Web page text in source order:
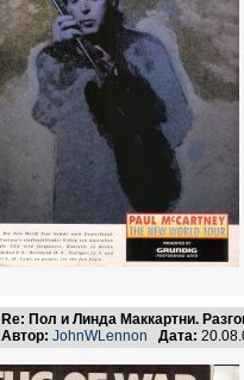
Re: Пол и Линда Маккартни.
Автор: JohnWLennon Дата: